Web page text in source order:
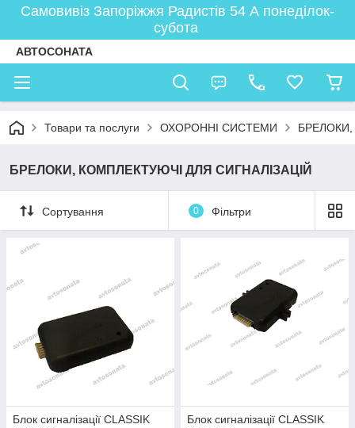
Самовивіз Запоріжжя Радистів 54 А понеділок-
субота
АВТОСОНАТА
Товари та послуги ОХОРОННІ СИСТЕМИ БРЕЛОКИ,
БРЕЛОКИ, КОМПЛЕКТУЮЧІ ДЛЯ СИГНАЛІЗАЦІЙ
Сортування 0 Фільтри
Блок сигналізації CLASSIK
Блок сигналізації CLASSIK